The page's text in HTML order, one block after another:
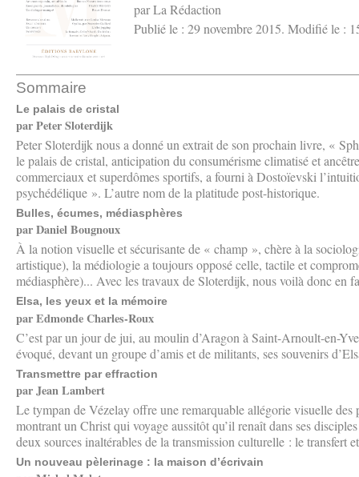
par La Rédaction
Publié le : 29 novembre 2015. Modifié le :
Sommaire
Le palais de cristal
par Peter Sloterdijk
Peter Sloterdijk nous a donné un extrait de son prochain livre, «
le palais de cristal, anticipation du consumérisme climatisé et
commerciaux et superdômes sportifs, a fourni à Dostoïevski
psychédélique ». L’autre nom de la platitude post-historique.
Bulles, écumes, médiasphères
par Daniel Bougnoux
À la notion visuelle et sécurisante de « champ », chère à la
artistique), la médiologie a toujours opposé celle, tactile et
médiasphère)... Avec les travaux de Sloterdijk, nous voilà donc en
Elsa, les yeux et la mémoire
par Edmonde Charles-Roux
C’est par un jour de jui, au moulin d’Aragon à Saint-Arnoult-en-
évoqué, devant un groupe d’amis et de militants, ses souvenirs
Transmettre par effraction
par Jean Lambert
Le tympan de Vézelay offre une remarquable allégorie visuelle des
montrant un Christ qui voyage aussitôt qu’il renaît dans ses
deux sources inaltérables de la transmission culturelle : le transfert
Un nouveau pèlerinage : la maison d’écrivain